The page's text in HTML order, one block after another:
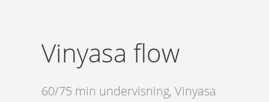
Vinyasa flow
60/75 min undervisning, Vinyasa